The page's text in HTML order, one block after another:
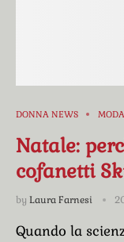
DONNA NEWS
Natale:
cofanetti
by Laura Farnesi
Quando la